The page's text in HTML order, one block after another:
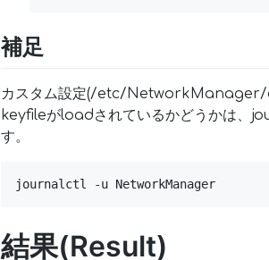
補足
カスタム設定(/etc/NetworkManager/
keyfileがloadされているかどうかは、
す。
journalctl -u NetworkManager
結果(Result)